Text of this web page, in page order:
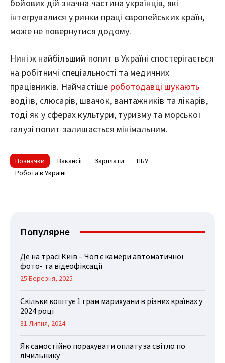
бойових дій значна частина українців, які
інтегрувалися у ринки праці європейських країн,
може не повернутися додому.
Нині ж найбільший попит в Україні спостерігається
на робітничі спеціальності та медичних
працівників. Найчастіше роботодавці шукають
водіїв, слюсарів, швачок, вантажників та лікарів,
тоді як у сферах культури, туризму та морської
галузі попит залишається мінімальним.
Позначки Вакансії Зарплати
НБУ
Робота в Україні
Популярне
Де на трасі Київ – Чоп є камери автоматичної
фото- та відеофіксації
25 Березня, 2025
Скільки коштує 1 грам марихуани в різних країнах у
2024 році
31 Липня, 2024
Як самостійно порахувати оплату за світло по
лічильнику